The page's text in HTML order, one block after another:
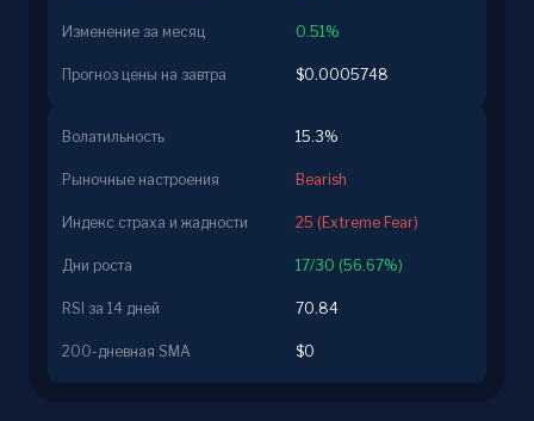
Изменение за месяц 0.51%
Прогноз цены на завтра $0.0005748
Волатильность 15.3%
Рыночные настроения Bearish
Индекс страха и жадности 25 (Extreme Fear)
Дни роста 17/30 (56.67%)
RSI за 14 дней 70.84
200-дневная SMA $0